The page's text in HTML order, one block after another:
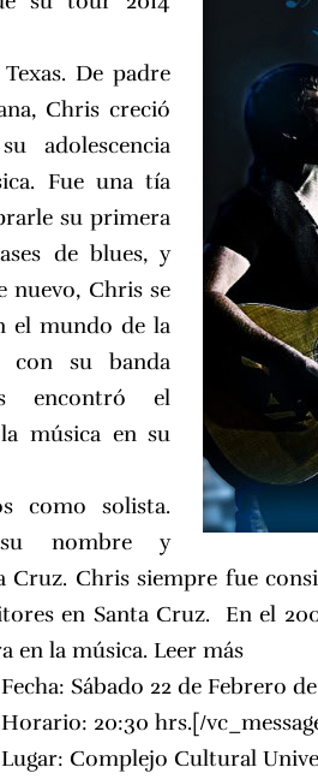
De padre
Chris creció
adolescencia
Fue una tía
su primera
de blues, y
nuevo, Chris se
el mundo de la
con su banda
encontró el
música en su
como solista.
su nombre y
Cruz. Chris siempre fue
en Santa Cruz. En el
en la música.Leer más
Sábado 22 de Febrero de
20:30 hrs.[/
Complejo Cultural